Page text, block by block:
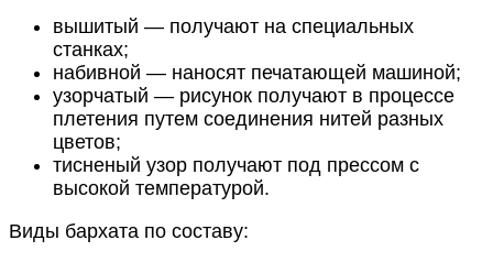
вышитый — получают на специальных
станках;
набивной — наносят печатающей машиной;
узорчатый — рисунок получают в процессе
плетения путем соединения нитей разных
цветов;
тисненый узор получают под прессом с
высокой температурой.
Виды бархата по составу: